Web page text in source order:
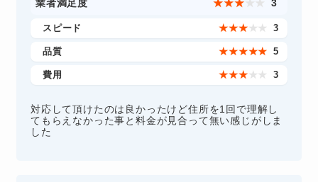
業者満足度 ★★★ ★ ★ 3
スピード ★★★ ★ ★ 3
品質 ★★★★★ 5
費用 ★★★ ★ ★ 3
対応して頂けたのは良かったけど住所を1回で理解し
てもらえなかった事と料金が見合って無い感じがしま
した